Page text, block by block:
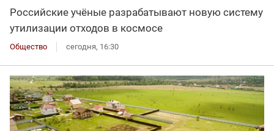
Российские учёные разрабатывают новую систему
утилизации отходов в космосе
Общество сегодня, 16:30